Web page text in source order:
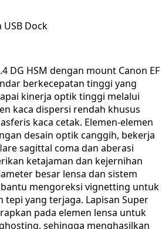
Dock
DG HSM dengan mount Canon EF
berkecepatan tinggi yang
kinerja optik tinggi melalui
kaca dispersi rendah khusus
kaca cetak. Elemen-elemen
desain optik canggih, bekerja
sagittal coma dan aberasi
ketajaman dan kejernihan
besar lensa dan sistem
mengoreksi vignetting untuk
tepi yang terjaga. Lapisan Super
pada elemen lensa untuk
sehingga menghasilkan